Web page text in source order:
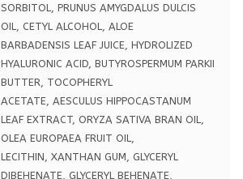
SORBITOL, PRUNUS AMYGDALUS DULCIS
OIL, CETYL ALCOHOL, ALOE
BARBADENSIS LEAF JUICE, HYDROLIZED
HYALURONIC ACID, BUTYROSPERMUM PARKII
BUTTER, TOCOPHERYL
ACETATE, AESCULUS HIPPOCASTANUM
LEAF EXTRACT, ORYZA SATIVA BRAN OIL,
OLEA EUROPAEA FRUIT OIL,
LECITHIN, XANTHAN GUM, GLYCERYL
DIBEHENATE, GLYCERYL BEHENATE,